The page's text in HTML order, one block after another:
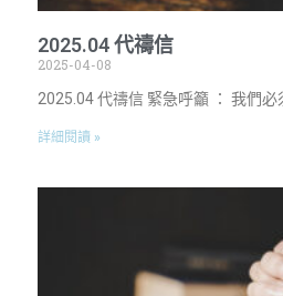
2025.04 代禱信
2025-04-08
2025.04 代禱信 緊急呼籲 ： 我們必
詳細閱讀 »